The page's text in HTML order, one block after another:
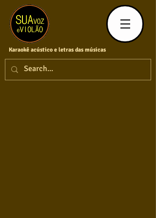
Karaokê acústico e letras das músicas